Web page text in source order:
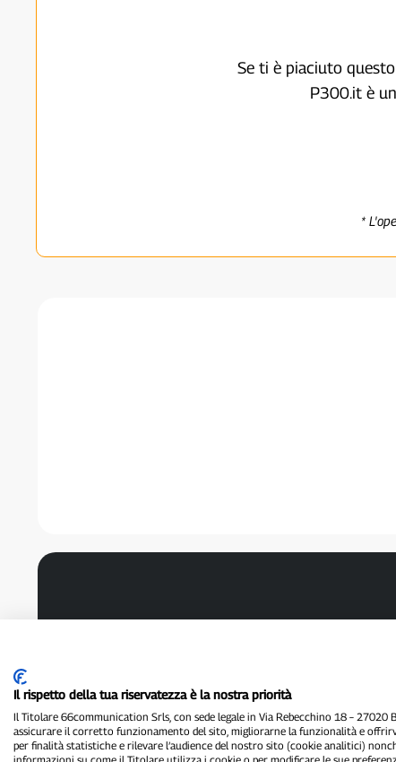
Se ti è piaciuto
P300.it è
*
Il rispetto della tua riservatezza è la nostra priorità
Il Titolare 66communication Srls, con sede legale in Via Rebecchino 18 –
assicurare il corretto funzionamento del sito, migliorarne la funzionalità e
per finalità statistiche e rilevare l’audience del nostro sito (cookie analitici)